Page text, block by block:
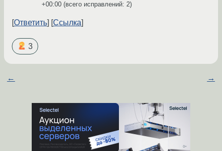
+00:00 (всего исправлений: 2)
Ответить Ссылка
3
← →